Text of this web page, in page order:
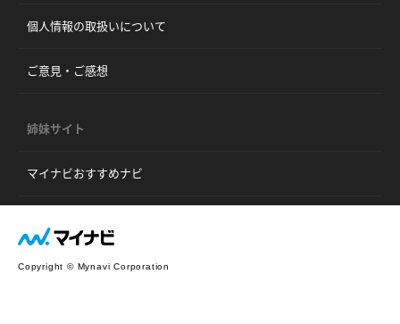
個人情報の取扱いについて
ご意見・ご感想
姉妹サイト
マイナビおすすめナビ
Copyright © Mynavi Corporation